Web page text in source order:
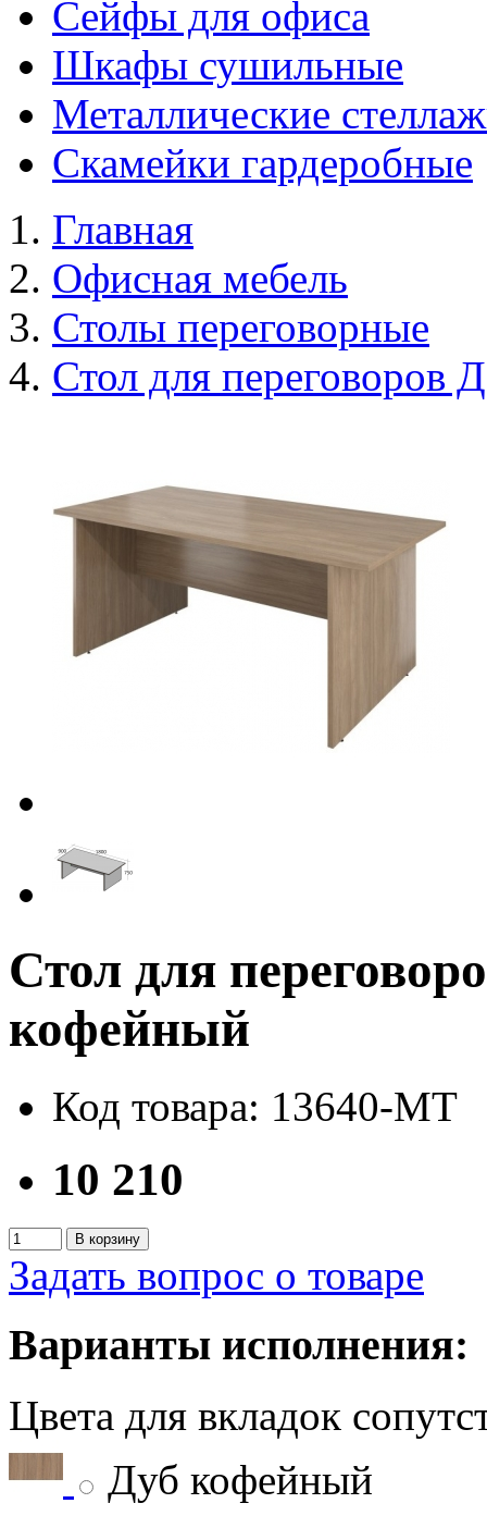
Сейфы для офиса
Шкафы сушильные
Металлические
Скамейки гардеробные
Главная
Офисная мебель
Столы переговорные
Стол для
Стол для
кофейный
Код товара: 13640-MT
10 210
В корзину
Задать вопрос о товаре
Варианты исполнения:
Цвета для вкладок
Дуб кофейный